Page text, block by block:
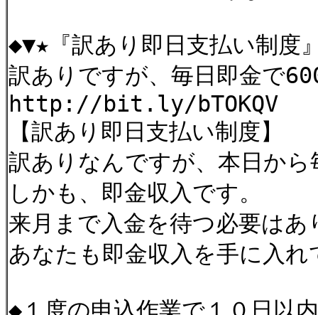
◆▼★『訳あり即日支払い制度
訳ありですが、毎日即金で
http://bit.ly/bTOKQV
【訳あり即日支払い制度】
訳ありなんですが、本日か
しかも、即金収入です。
来月まで入金を待つ必要はあ
あなたも即金収入を手に入れ